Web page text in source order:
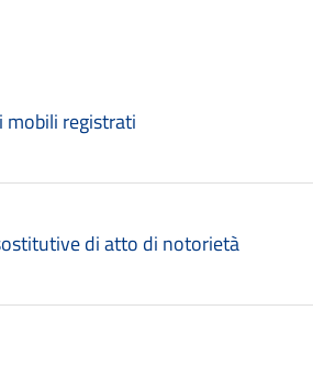
mobili registrati
di atto di notorietà